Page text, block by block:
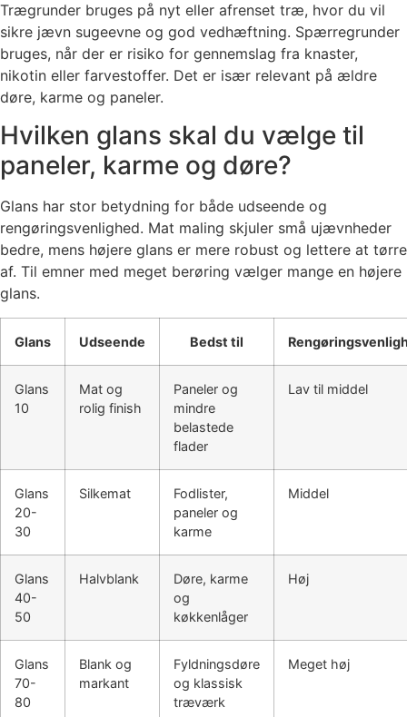
Trægrunder bruges på nyt eller afrenset træ, hvor du vil
sikre jævn sugeevne og god vedhæftning. Spærregrunder
bruges, når der er risiko for gennemslag fra knaster,
nikotin eller farvestoffer. Det er især relevant på ældre
døre, karme og paneler.
Hvilken glans skal du vælge til
paneler, karme og døre?
Glans har stor betydning for både udseende og
rengøringsvenlighed. Mat maling skjuler små ujævnheder
bedre, mens højere glans er mere robust og lettere at tørre
af. Til emner med meget berøring vælger mange en højere
glans.
Glans Udseende Bedst til
Glans
10
Mat og
rolig finish
Paneler og
mindre
belastede
flader
Lav til middel
Glans
20-
30
Silkemat
Fodlister,
paneler og
karme
Middel
Glans
40-
50
Halvblank
Døre, karme
og
køkkenlåger
Høj
Glans
70-
80
Blank og
markant
Fyldningsdøre
og klassisk
træværk
Meget høj